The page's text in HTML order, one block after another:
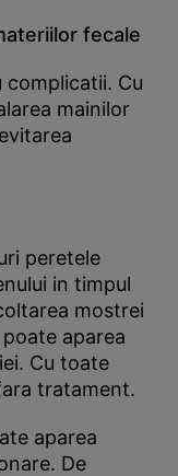
fecale
Cu
mainilor
peretele
in timpul
mostrei
aparea
Cu toate
tratament.
aparea
De